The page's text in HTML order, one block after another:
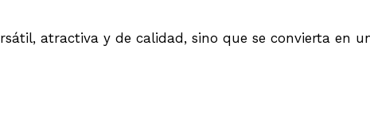
atractiva y de calidad, sino que se convierta en